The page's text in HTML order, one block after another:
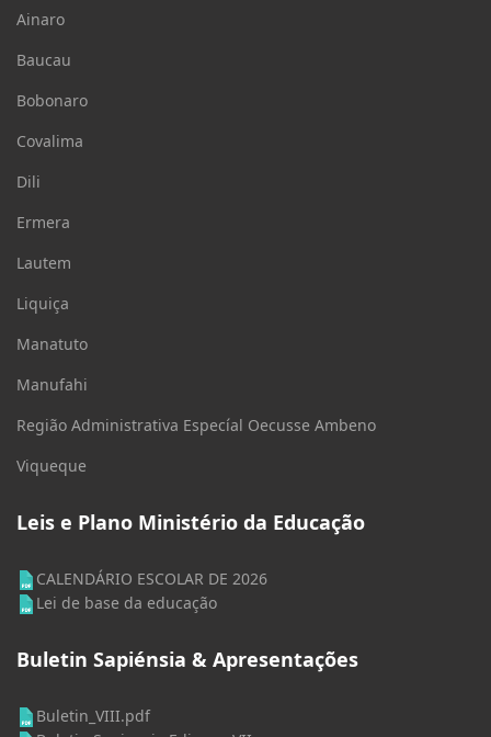
Ainaro
Baucau
Bobonaro
Covalima
Dili
Ermera
Lautem
Liquiça
Manatuto
Manufahi
Região Administrativa Especíal Oecusse Ambeno
Viqueque
Leis e Plano Ministério da Educação
CALENDÁRIO ESCOLAR DE 2026
Lei de base da educação
Buletin Sapiénsia & Apresentações
Buletin_VIII.pdf